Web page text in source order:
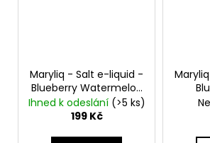
Maryliq - Salt e-liquid -
Blueberry Watermelon
Lemon - 20mg
Ihned k odeslání (>5 ks)
199 Kč